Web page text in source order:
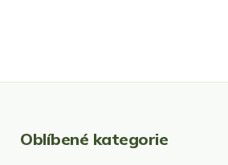
v
Oblíbené kategorie